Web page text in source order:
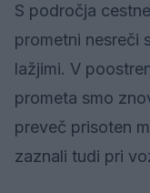
S področja
prometni nesreči
lažjimi. V
prometa smo
preveč prisoten
zaznali tudi pri